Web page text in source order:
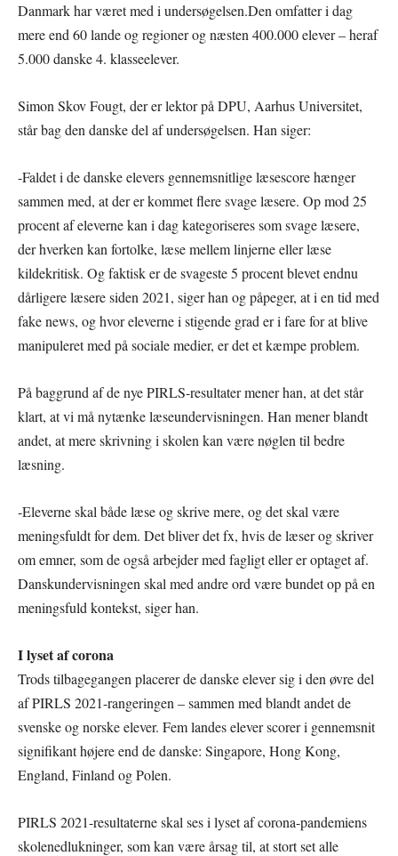
Danmark har været med i undersøgelsen.Den omfatter i dag
mere end 60 lande og regioner og næsten 400.000 elever – heraf
5.000 danske 4. klasseelever.
Simon Skov Fougt, der er lektor på DPU, Aarhus Universitet,
står bag den danske del af undersøgelsen. Han siger:
-Faldet i de danske elevers gennemsnitlige læsescore hænger
sammen med, at der er kommet flere svage læsere. Op mod 25
procent af eleverne kan i dag kategoriseres som svage læsere,
der hverken kan fortolke, læse mellem linjerne eller læse
kildekritisk. Og faktisk er de svageste 5 procent blevet endnu
dårligere læsere siden 2021, siger han og påpeger, at i en tid med
fake news, og hvor eleverne i stigende grad er i fare for at blive
manipuleret med på sociale medier, er det et kæmpe problem.
På baggrund af de nye PIRLS-resultater mener han, at det står
klart, at vi må nytænke læseundervisningen. Han mener blandt
andet, at mere skrivning i skolen kan være nøglen til bedre
læsning.
-Eleverne skal både læse og skrive mere, og det skal være
meningsfuldt for dem. Det bliver det fx, hvis de læser og skriver
om emner, som de også arbejder med fagligt eller er optaget af.
Danskundervisningen skal med andre ord være bundet op på en
meningsfuld kontekst, siger han.
I lyset af corona
Trods tilbagegangen placerer de danske elever sig i den øvre del
af PIRLS 2021-rangeringen – sammen med blandt andet de
svenske og norske elever. Fem landes elever scorer i gennemsnit
signifikant højere end de danske: Singapore, Hong Kong,
England, Finland og Polen.
PIRLS 2021-resultaterne skal ses i lyset af corona-pandemiens
skolenedlukninger, som kan være årsag til, at stort set alle